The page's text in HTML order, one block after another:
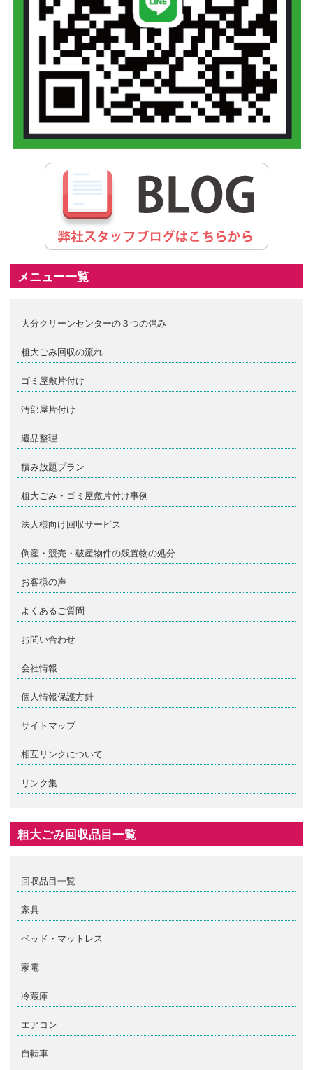
メニュー一覧
大分クリーンセンターの３つの強み
粗大ごみ回収の流れ
ゴミ屋敷片付け
汚部屋片付け
遺品整理
積み放題プラン
粗大ごみ・ゴミ屋敷片付け事例
法人様向け回収サービス
倒産・競売・破産物件の残置物の処分
お客様の声
よくあるご質問
お問い合わせ
会社情報
個人情報保護方針
サイトマップ
相互リンクについて
リンク集
粗大ごみ回収品目一覧
回収品目一覧
家具
ベッド・マットレス
家電
冷蔵庫
エアコン
自転車